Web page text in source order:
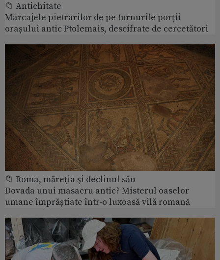
📁 Antichitate
Marcajele pietrarilor de pe turnurile porții
orașului antic Ptolemais, descifrate de cercetători
📁 Roma, măreţia şi declinul său
Dovada unui masacru antic? Misterul oaselor
umane împrăștiate într-o luxoasă vilă romană